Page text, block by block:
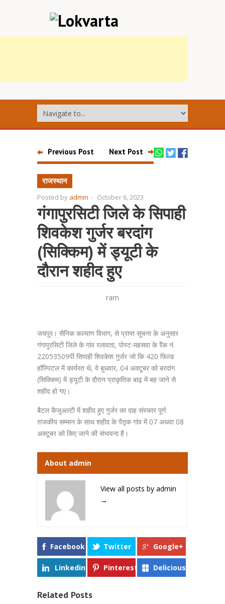
Previous Post Next Post
राजस्थान
Posted by admin - October 6, 2023
गंगापुरसिटी जिले के सिपाही
शिवकेश गुर्जर बरदांग
(सिक्किम) में ड्यूटी के
दौरान शहीद हुए
ram
जयपुर। सैनिक कल्याण विभाग, से प्राप्त सूचना के अनुसार
गंगापुरसिटी जिले के गांव रलावता, पोस्ट-महसवा के रैंक नं.
22053509पी सिपाही शिवकेश गुर्जर जो कि 420 फिल्ड
हॉस्पिटल में कार्यरत थे, वे बुधवार, 04 अक्टूबर को बरदांग
(सिक्किम) में ड्यूटी के दौरान प्राकृतिक बाढ़ में बह जाने से
शहीद हो गए।
बैटल कैजुअल्टी में शहीद हुए गुर्जर का दाह संस्कार पूर्ण
राजकीय सम्मान के साथ शहीद के पैतृक गांव में 07 अथवा 08
अक्टूबर को किए जाने की संभावना है।
About admin
View all posts by admin
→
Facebook Twitter Google+
Linkedin Pinterest Delicious
Related Posts